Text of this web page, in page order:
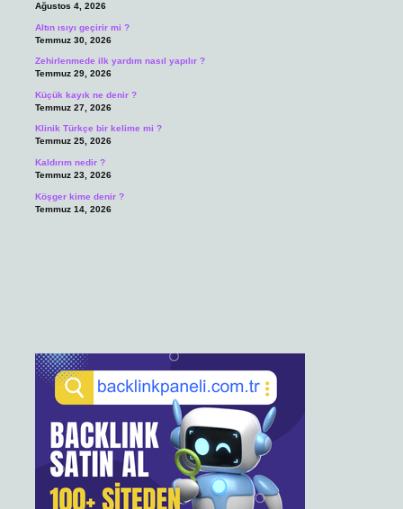
Ağustos 4, 2026
Altın ısıyı geçirir mi ?
Temmuz 30, 2026
Zehirlenmede ilk yardım nasıl yapılır ?
Temmuz 29, 2026
Küçük kayık ne denir ?
Temmuz 27, 2026
Klinik Türkçe bir kelime mi ?
Temmuz 25, 2026
Kaldırım nedir ?
Temmuz 23, 2026
Köşger kime denir ?
Temmuz 14, 2026